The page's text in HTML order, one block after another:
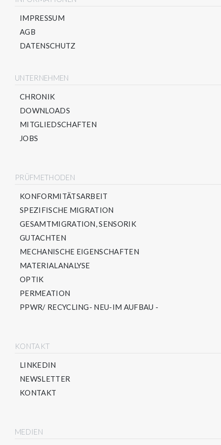
IMPRESSUM
AGB
DATENSCHUTZ
UNTERNEHMEN
CHRONIK
DOWNLOADS
MITGLIEDSCHAFTEN
JOBS
PRÜFMETHODEN
KONFORMITÄTSARBEIT
SPEZIFISCHE MIGRATION
GESAMTMIGRATION, SENSORIK
GUTACHTEN
MECHANISCHE EIGENSCHAFTEN
MATERIALANALYSE
OPTIK
PERMEATION
PPWR/ RECYCLING- NEU-IM AUFBAU -
KONTAKT
LINKEDIN
NEWSLETTER
KONTAKT
MEDIEN